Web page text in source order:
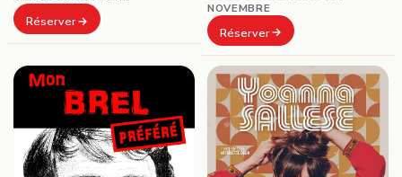
Réserver
NOVEMBRE
Réserver